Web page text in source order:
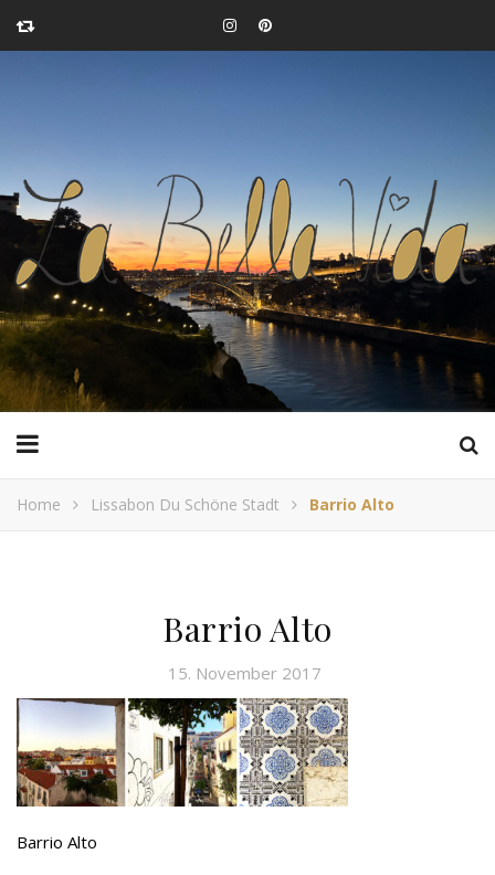
Home Lissabon Du Schöne Stadt Barrio Alto
Barrio Alto
15. November 2017
Barrio Alto